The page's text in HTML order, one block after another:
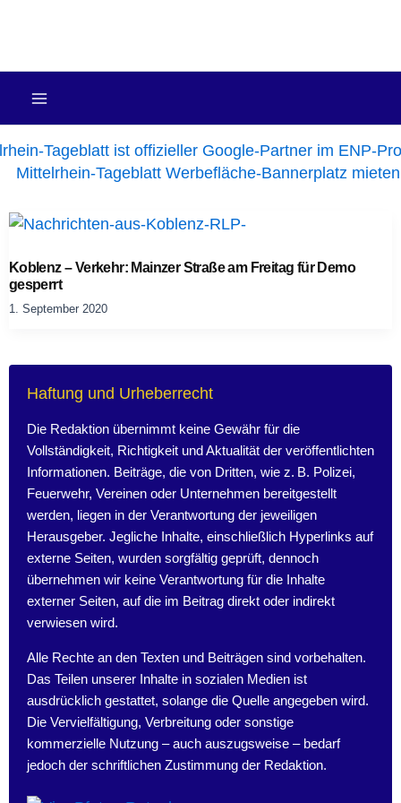
Koblenz – Verkehr: Mainzer Straße am Freitag für Demo
gesperrt
1. September 2020
Haftung und Urheberrecht
Die Redaktion übernimmt keine Gewähr für die
Vollständigkeit, Richtigkeit und Aktualität der veröffentlichten
Informationen. Beiträge, die von Dritten, wie z. B. Polizei,
Feuerwehr, Vereinen oder Unternehmen bereitgestellt
werden, liegen in der Verantwortung der jeweiligen
Herausgeber. Jegliche Inhalte, einschließlich Hyperlinks auf
externe Seiten, wurden sorgfältig geprüft, dennoch
übernehmen wir keine Verantwortung für die Inhalte
externer Seiten, auf die im Beitrag direkt oder indirekt
verwiesen wird.
Alle Rechte an den Texten und Beiträgen sind vorbehalten.
Das Teilen unserer Inhalte in sozialen Medien ist
ausdrücklich gestattet, solange die Quelle angegeben wird.
Die Vervielfältigung, Verbreitung oder sonstige
kommerzielle Nutzung – auch auszugsweise – bedarf
jedoch der schriftlichen Zustimmung der Redaktion.